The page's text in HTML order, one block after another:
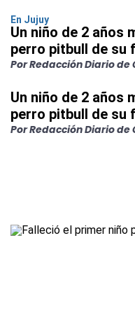
En Jujuy
Un niño de 2 años
perro pitbull de su
Por Redacción Diario de
Un niño de 2 años
perro pitbull de su
Por Redacción Diario de